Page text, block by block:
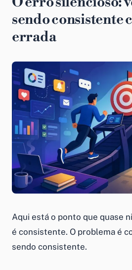
sendo consistente
errada
Aqui está o ponto que quase
é consistente. O problema é
sendo consistente.